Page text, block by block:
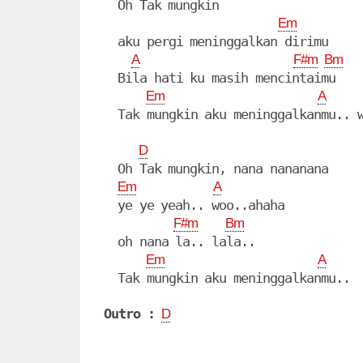
  Oh Tak mungkin
Em
  aku pergi meninggalkan dirimu
A F#m Bm
  Bila hati ku masih mencintaimu
Em A
Tak mungkin aku meninggalkanmu..
D
  Oh Tak mungkin, nana nananana
Em A
  ye ye yeah.. woo..ahaha
F#m Bm
  oh nana la.. lala..
Em A
  Tak mungkin aku meninggalkanmu..
Outro : D